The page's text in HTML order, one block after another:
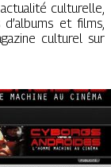
culturelle,
et films,
culturel sur